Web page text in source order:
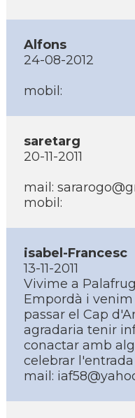
Alfons
24-08-2012
mobil:
saretarg
20-11-2011
mail:
mobil:
isabel-Francesc
13-11-2011
Vivime a
Empordà i venim
passar el Cap
agradaria tenir
conactar amb
celebrar
mail: